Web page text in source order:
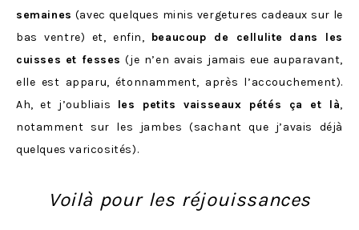
semaines (avec quelques minis vergetures cadeaux sur le
bas ventre) et, enfin, beaucoup de cellulite
dans les
cuisses et fesses (je n’en avais jamais eue auparavant,
elle est apparu, étonnamment, après l’accouchement).
Ah, et j’oubliais les petits vaisseaux pétés ça et là,
notamment sur les jambes (sachant que j’avais déjà
quelques varicosités).
Voilà pour les réjouissances